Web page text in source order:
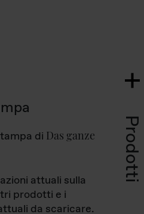
Prodotti
di Das ganze
attuali sulla
prodotti e i
da scaricare.